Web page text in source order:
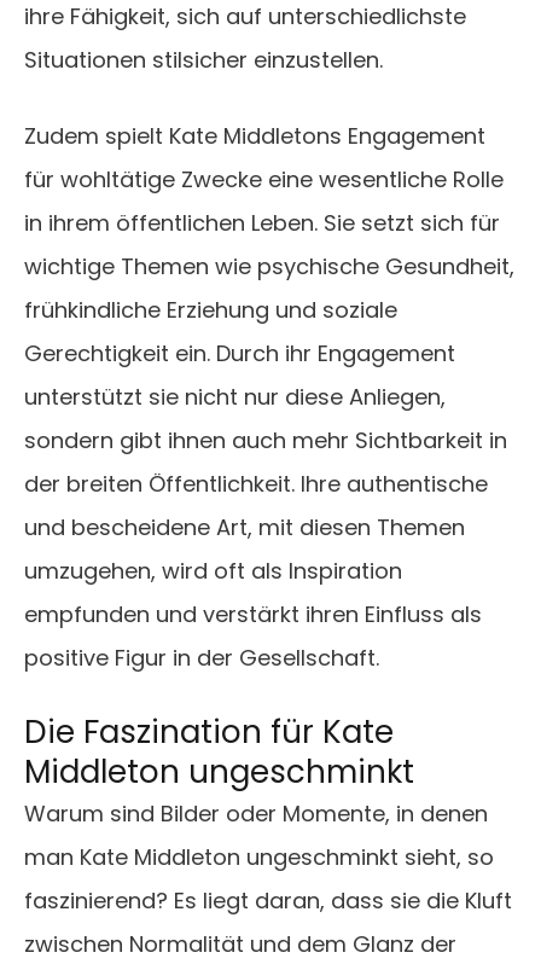
ihre Fähigkeit, sich auf unterschiedlichste
Situationen stilsicher einzustellen.
Zudem spielt Kate Middletons Engagement
für wohltätige Zwecke eine wesentliche Rolle
in ihrem öffentlichen Leben. Sie setzt sich für
wichtige Themen wie psychische Gesundheit,
frühkindliche Erziehung und soziale
Gerechtigkeit ein. Durch ihr Engagement
unterstützt sie nicht nur diese Anliegen,
sondern gibt ihnen auch mehr Sichtbarkeit in
der breiten Öffentlichkeit. Ihre authentische
und bescheidene Art, mit diesen Themen
umzugehen, wird oft als Inspiration
empfunden und verstärkt ihren Einfluss als
positive Figur in der Gesellschaft.
Die Faszination für Kate
Middleton ungeschminkt
Warum sind Bilder oder Momente, in denen
man Kate Middleton ungeschminkt sieht, so
faszinierend? Es liegt daran, dass sie die Kluft
zwischen Normalität und dem Glanz der